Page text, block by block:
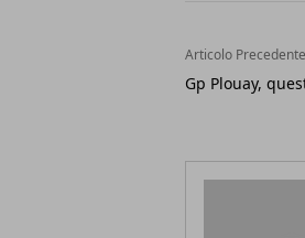
Articolo Precedente
Gp Plouay,